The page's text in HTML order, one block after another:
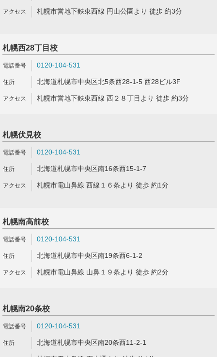
札幌市営地下鉄東西線 円山公園より 徒歩 約3分
札幌西28丁目校
0120-104-531
北海道札幌市中央区北5条西28-1-5 西28ビル3F
札幌市営地下鉄東西線 西２８丁目より 徒歩 約3分
札幌伏見校
0120-104-531
北海道札幌市中央区南16条西15-1-7
札幌市電山鼻線 西線１６条より 徒歩 約1分
札幌南高前校
0120-104-531
北海道札幌市中央区南19条西6-1-2
札幌市電山鼻線 山鼻１９条より 徒歩 約2分
札幌南20条校
0120-104-531
北海道札幌市中央区南20条西11-2-1